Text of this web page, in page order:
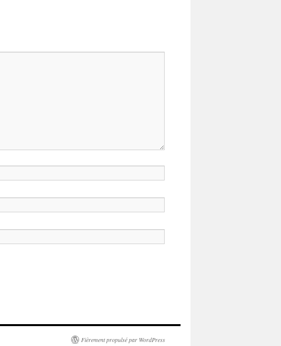
Fièrement propulsé par WordPress